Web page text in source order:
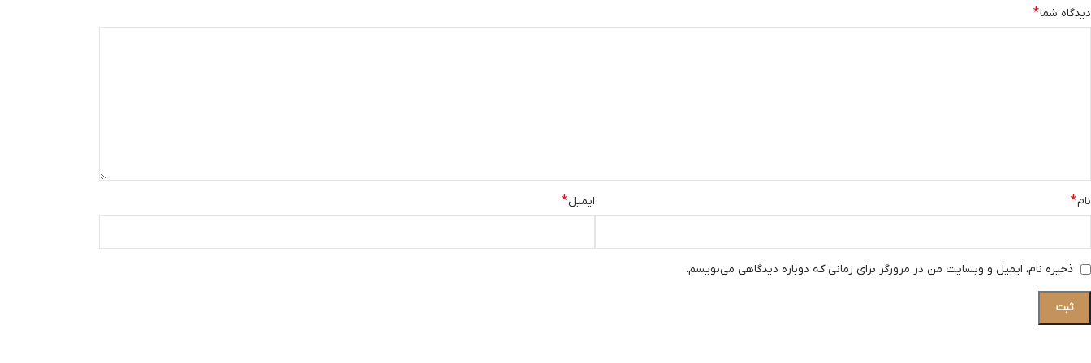
دیدگاه شما*
نام* ایمیل*
ذخیره نام، ایمیل و وبسایت من در مرورگر برای زمانی که دوباره دیدگاهی می‌نویسم.